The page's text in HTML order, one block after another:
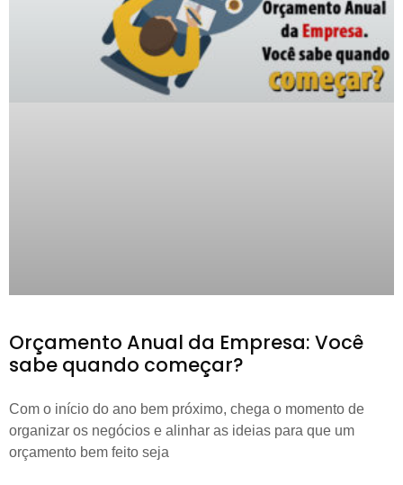
Orçamento Anual da Empresa: Você
sabe quando começar?
Com o início do ano bem próximo, chega o momento de
organizar os negócios e alinhar as ideias para que um
orçamento bem feito seja